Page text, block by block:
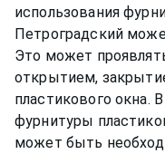
использования
Петроградский
Это может
открытием,
пластикового окна.
фурнитуры
может быть